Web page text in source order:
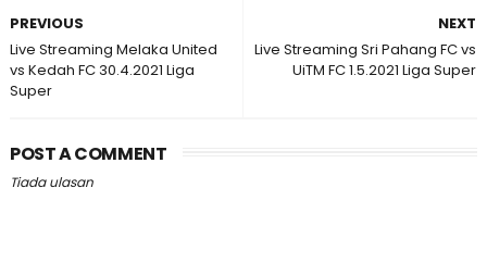
NEXT
Live Streaming Sri Pahang FC vs
UiTM FC 1.5.2021 Liga Super
PREVIOUS
Live Streaming Melaka United
vs Kedah FC 30.4.2021 Liga
Super
POST A COMMENT
Tiada ulasan